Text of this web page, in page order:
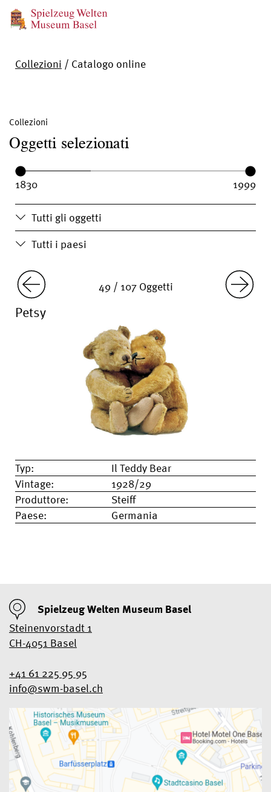
Collezioni / Catalogo online
Collezioni
Oggetti selezionati
Tutti gli oggetti
Tutti i paesi
Year range:
Year from:
Year until:
Typ:
Il Teddy Bear
Vintage:
1928/29
Produttore:
Steiff
Paese:
Germania
49 / 107 Oggetti
Petsy
Spielzeug Welten Museum Basel
Steinenvorstadt 1
CH-4051 Basel
+41 61 225 95 95
info@swm-basel.ch